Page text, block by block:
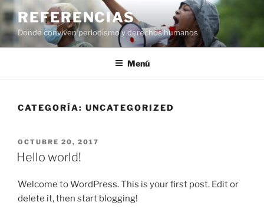
al
contenido
REFERENCIAS
Donde conviven periodismo y derechos humanos
Menú
CATEGORÍA: UNCATEGORIZED
PUBLICADO
EL
OCTUBRE 20, 2017
Hello world!
Welcome to WordPress. This is your first post. Edit or
delete it, then start blogging!